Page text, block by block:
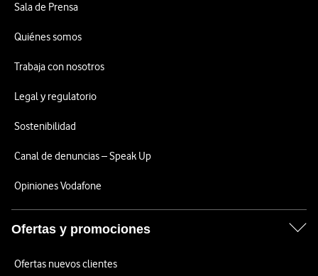
Sala de Prensa
Quiénes somos
Trabaja con nosotros
Legal y regulatorio
Sostenibilidad
Canal de denuncias – Speak Up
Opiniones Vodafone
Ofertas y promociones
Ofertas nuevos clientes